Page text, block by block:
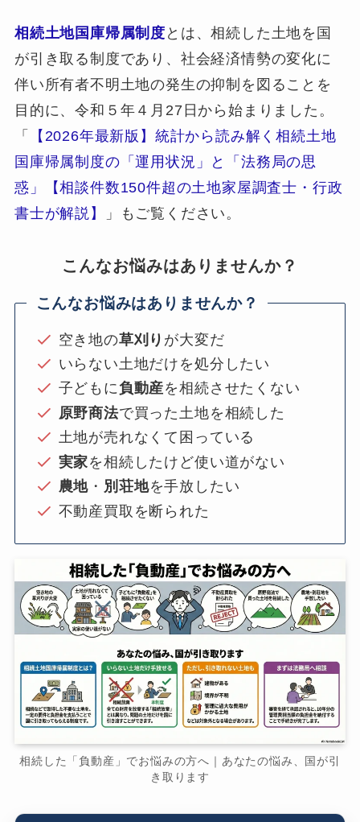
相続土地国庫帰属制度 とは、相続した土地を国
が引き取る制度であり、社会経済情勢の変化に
伴い所有者不明土地の発生の抑制を図ることを
目的に、令和５年４月27日から始まりました。
「
【2026年最新版】統計から読み解く相続土地
国庫帰属制度の「運用状況」と「法務局の思
惑」【相談件数150件超の土地家屋調査士・行政
書士が解説】
」もご覧ください。
こんなお悩みはありませんか？
こんなお悩みはありませんか？
空き地の草刈り が大変だ
いらない土地だけを処分したい
子どもに負動産を相続させたくない
原野商法で買った土地を相続した
土地が売れなくて困っている
実家を相続したけど使い道がない
農地 ・ 別荘地を手放したい
不動産買取を断られた
相続した「負動産」でお悩みの方へ｜あなたの悩み、国が引
き取ります